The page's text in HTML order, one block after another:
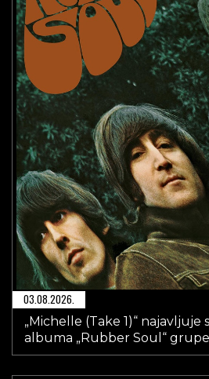
03.08.2026.
„Michelle (Take 1)“ najavljuje
albuma „Rubber Soul“